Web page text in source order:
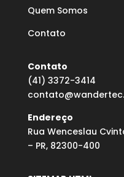
Quem Somos
Contato
Contato
(41) 3372-3414
Endereço
Rua Wenceslau
– PR, 82300-400